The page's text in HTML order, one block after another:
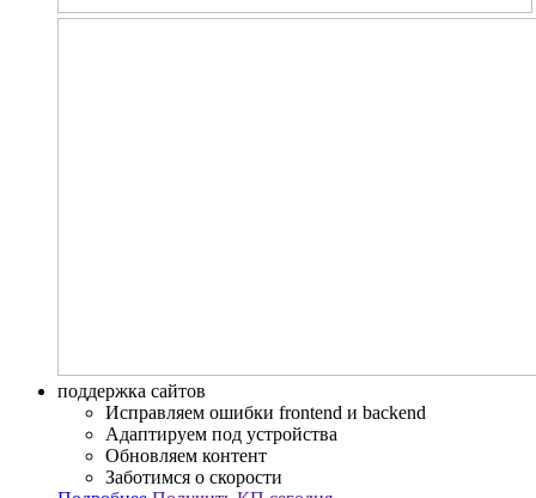
поддержка сайтов
Исправляем ошибки frontend и backend
Адаптируем под устройства
Обновляем контент
Заботимся о скорости